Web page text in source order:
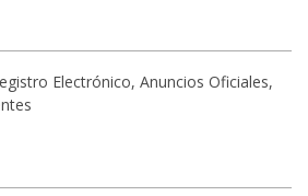
Electrónico, Anuncios Oficiales,